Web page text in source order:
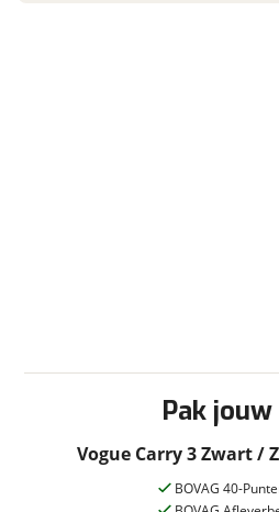
Pak
Vogue Carry 3 Zwart /
BOVAG 40-